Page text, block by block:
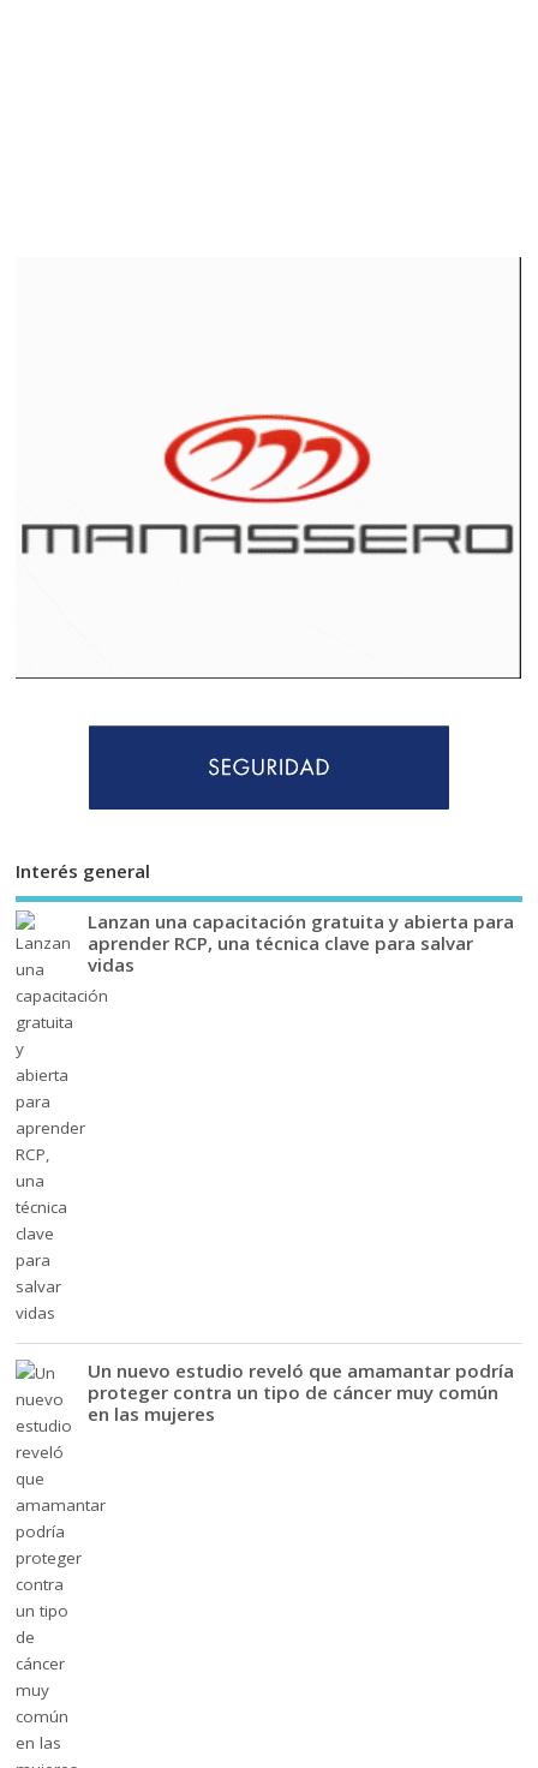
Interés general
Lanzan una capacitación gratuita y abierta para
aprender RCP, una técnica clave para salvar
vidas
Un nuevo estudio reveló que amamantar podría
proteger contra un tipo de cáncer muy común
en las mujeres